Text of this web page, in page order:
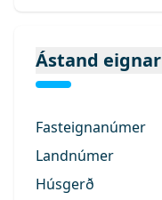
Ástand eignar
Fasteignanúmer
Landnúmer
Húsgerð